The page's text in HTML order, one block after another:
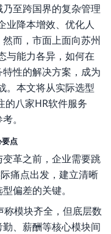
至跨国界的复杂管理
业降本增效、优化人
而，市面上面向苏州
与能力各异，如何在
性的解决方案，成为
。本文将从实际选型
的八家HR软件服务
。
要点
革之前，企业需要跳
痛点出发，建立清晰
偏差的关键。
称模块齐全，但底层数
、薪酬等核心模块间